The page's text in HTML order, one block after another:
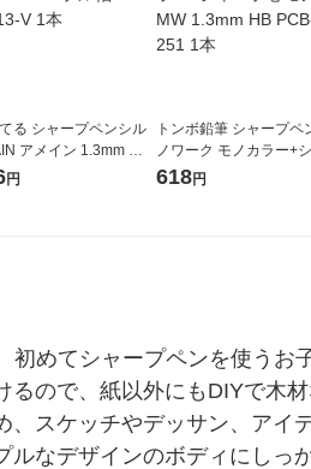
る シャープペンシル
アメイン 1.3mm パ
軸 AM13-V 1本
円
トンボ鉛筆 シャープペ
ノワーク モノカラー+シ
プ芯モノMW 1.3mm HB
618円
めてシャープペンを使うお
ので、紙以外にもDIYで木
スケッチやデッサン、アイ
なデザインのボディにしっ